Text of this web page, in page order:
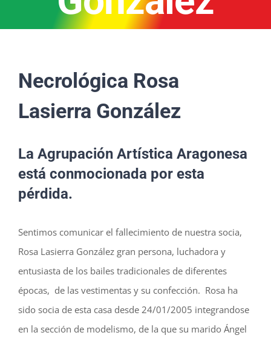
Necrológica Rosa
Lasierra González
La Agrupación Artística Aragonesa
está conmocionada por esta
pérdida.
Sentimos comunicar el fallecimiento de nuestra socia,
Rosa Lasierra González gran persona, luchadora y
entusiasta de los bailes tradicionales de diferentes
épocas, de las vestimentas y su confección. Rosa ha
sido socia de esta casa desde 24/01/2005 integrandose
en la sección de modelismo, de la que su marido Ángel